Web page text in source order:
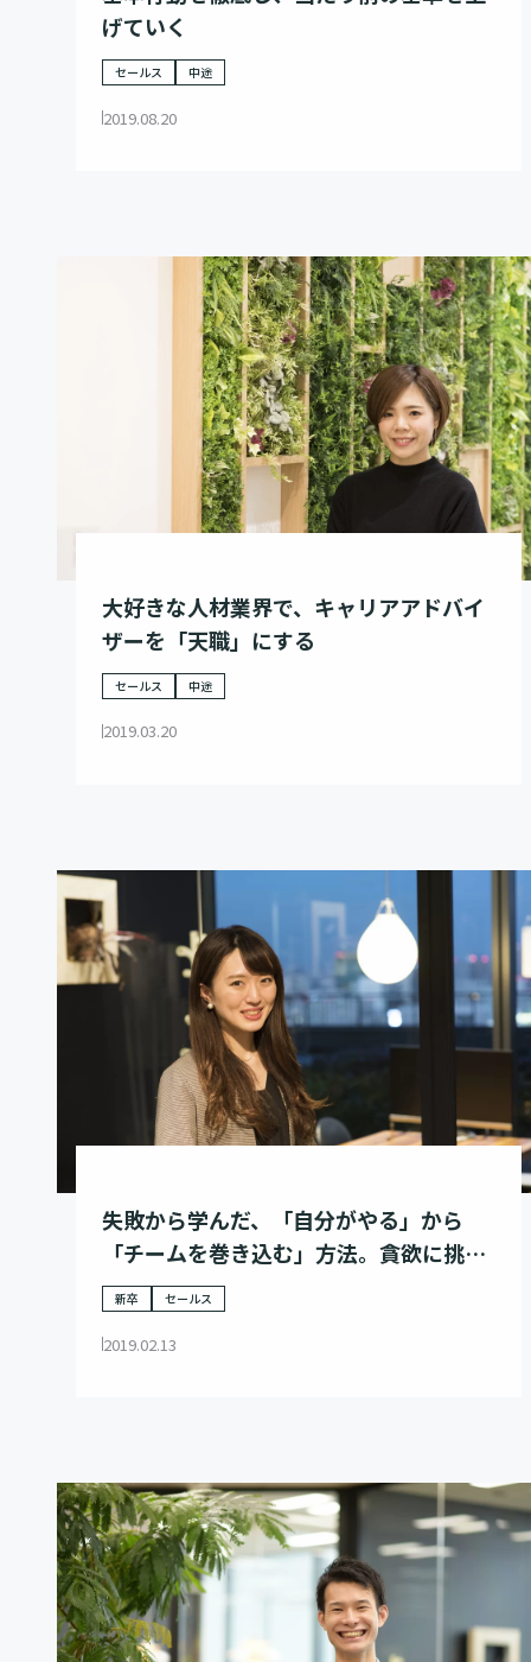
げていく
セールス 中途
2019.08.20
大好きな人材業界で、キャリアアドバイ
ザーを「天職」にする
セールス 中途
2019.03.20
失敗から学んだ、「自分がやる」から
「チームを巻き込む」方法。貪欲に挑戦
して自らの幅を広げた若手リーダーの話
新卒 セールス
2019.02.13